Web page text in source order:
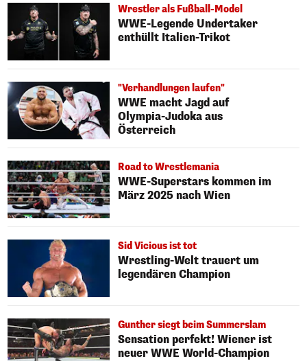
Wrestler als Fußball-Model
WWE-Legende Undertaker
enthüllt Italien-Trikot
"Verhandlungen laufen"
WWE macht Jagd auf
Olympia-Judoka aus
Österreich
Road to Wrestlemania
WWE-Superstars kommen im
März 2025 nach Wien
Sid Vicious ist tot
Wrestling-Welt trauert um
legendären Champion
Gunther siegt beim Summerslam
Sensation perfekt! Wiener ist
neuer WWE World-Champion